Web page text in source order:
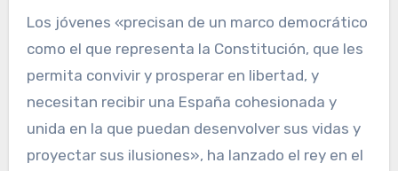
Los jóvenes «precisan de un marco democrático
como el que representa la Constitución, que les
permita convivir y prosperar en libertad, y
necesitan recibir una España cohesionada y
unida en la que puedan desenvolver sus vidas y
proyectar sus ilusiones», ha lanzado el rey en el